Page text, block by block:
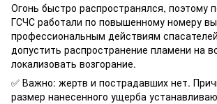
Огонь быстро распространялся, поэтому
ГСЧС работали по повышенному номеру
профессиональным действиям
допустить распространение пламени на
локализовать возгорание.
✅ Важно: жертв и пострадавших нет.
размер нанесенного ущерба